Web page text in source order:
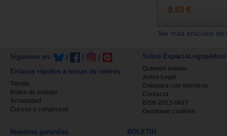
8.53 €
Ver más artículos
Síguenos en:
Enlaces rápidos a temas de interés
Tienda
Bolsa de trabajo
Actualidad
Cursos y congresos
Sobre EspacioLogopédico
Quienes somos
Aviso Legal
Colabora con nosotros
Contacta
ISSN 2013-0627
Gestionar cookies
Nuestras garantías BOLETÍN